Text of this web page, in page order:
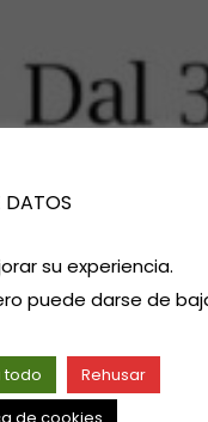
DATOS
su experiencia.
puede darse de
todo
Rehusar